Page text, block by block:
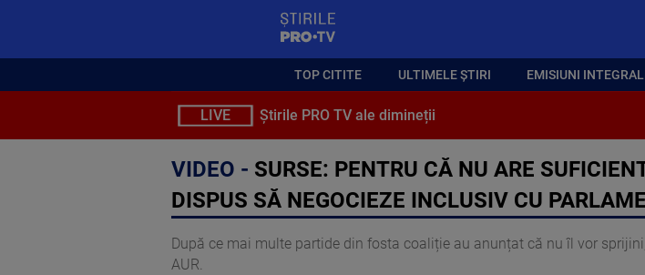
TOP CITITE ULTIMELE ȘTIRI EMISIUNI
LIVE Știrile PRO TV ale dimineții
VIDEO - SURSE: PENTRU CĂ NU ARE
DISPUS SĂ NEGOCIEZE INCLUSIV CU
​După ce mai multe partide din fosta coaliție au anunțat că nu îl vor
AUR.